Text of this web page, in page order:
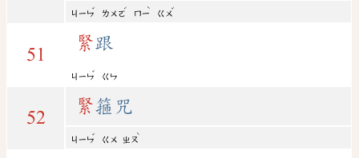
ㄐㄧㄣ
ˇ
ㄌㄨㄛ
ˊ
ㄇㄧ
ˋ
ㄍㄨ
ˇ
51
緊跟
ㄐㄧㄣ
ˇ
ㄍㄣ
52
緊箍咒
ㄐㄧㄣ
ˇ
ㄍㄨ ㄓㄡ
ˋ